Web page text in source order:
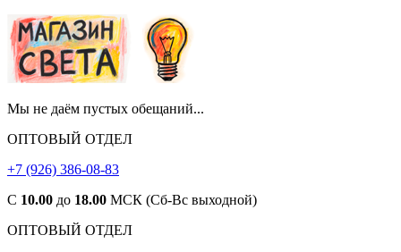
Мы не даём пустых обещаний...
ОПТОВЫЙ ОТДЕЛ
+7 (926) 386-08-83
С 10.00 до 18.00 МСК (Сб-Вс выходной)
ОПТОВЫЙ ОТДЕЛ